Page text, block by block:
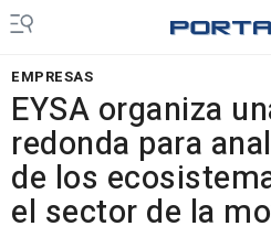
EMPRESAS
EYSA organiza
redonda para
de los
el sector de la